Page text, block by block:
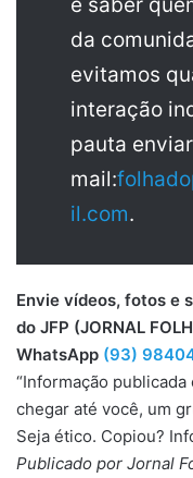
da
evitamos
interação
pauta
mail:
il.com.
Envie vídeos, fotos e
do JFP (JORNAL
WhatsApp (93)
“Informação
chegar até você, um
Seja ético. Copiou?
Publicado por Jornal